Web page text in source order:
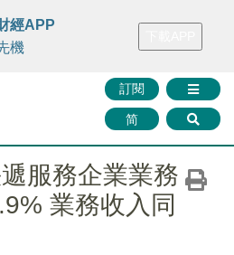
FINMETA 財華證券 媒體矩陣
訂閱
简
經APP
機
服務企業業務
業務收入同